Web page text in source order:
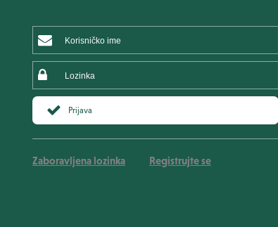
Prijava
Zaboravljena lozinka Registrujte se